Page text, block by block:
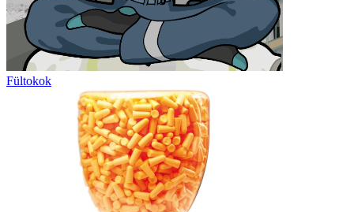
Fültokok